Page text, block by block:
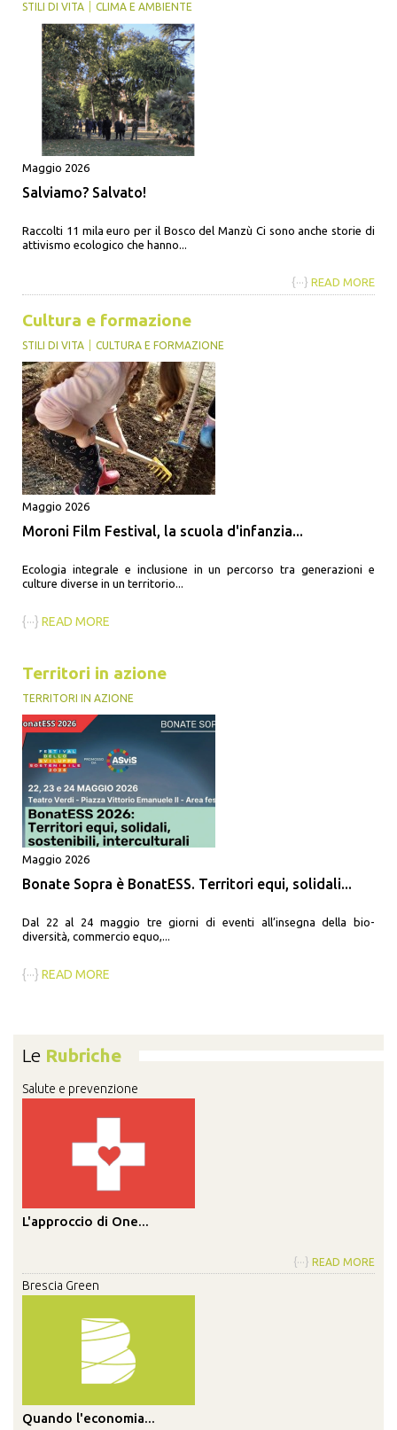
STILI DI VITA CLIMA E AMBIENTE
Maggio 2026
Salviamo? Salvato!
Raccolti 11 mila euro per il Bosco del Manzù Ci sono anche storie di
attivismo ecologico che hanno...
{···} READ MORE
Cultura e formazione
STILI DI VITA CULTURA E FORMAZIONE
Maggio 2026
Moroni Film Festival, la scuola d'infanzia...
Ecologia integrale e inclusione in un percorso tra generazioni e
culture diverse in un territorio...
{···} READ MORE
Territori in azione
TERRITORI IN AZIONE
Maggio 2026
Bonate Sopra è BonatESS. Territori equi, solidali...
Dal 22 al 24 maggio tre giorni di eventi all’insegna della bio-
diversità, commercio equo,...
{···} READ MORE
Le Rubriche
Salute e prevenzione
L'approccio di One...
{···} READ MORE
Brescia Green
Quando l'economia...